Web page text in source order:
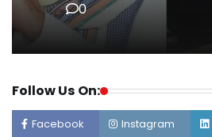
0
Follow Us On:
Facebook Instagram